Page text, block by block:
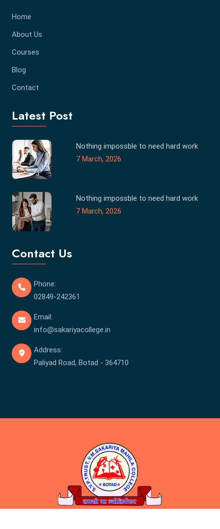
Home
About Us
Courses
Blog
Contact
Latest Post
Nothing impossble to need hard work
7 March, 2026
Nothing impossble to need hard work
7 March, 2026
Contact Us
Phone:
02849-242361
Email:
info@sakariyacollege.in
Address:
Paliyad Road, Botad - 364710